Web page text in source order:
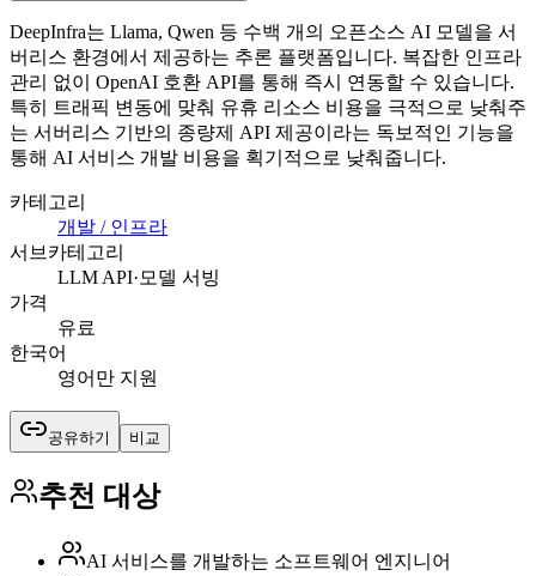
DeepInfra는 Llama, Qwen 등 수백 개의 오픈소스 AI 모델을 서
버리스 환경에서 제공하는 추론 플랫폼입니다. 복잡한 인프라
관리 없이 OpenAI 호환 API를 통해 즉시 연동할 수 있습니다.
특히 트래픽 변동에 맞춰 유휴 리소스 비용을 극적으로 낮춰주
는 서버리스 기반의 종량제 API 제공이라는 독보적인 기능을
통해 AI 서비스 개발 비용을 획기적으로 낮춰줍니다.
카테고리
개발 / 인프라
서브카테고리
LLM API·모델 서빙
가격
유료
한국어
영어만 지원
공유하기 비교
추천 대상
AI 서비스를 개발하는 소프트웨어 엔지니어